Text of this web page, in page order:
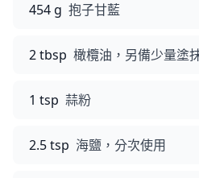
454 g 抱子甘藍
2 tbsp 橄欖油，另備少量塗
1 tsp 蒜粉
2.5 tsp 海鹽，分次使用